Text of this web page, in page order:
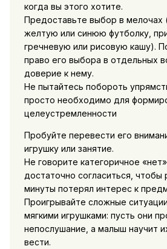
когда вы этого хотите.
Предоставьте выбор в мелочах
желтую или синюю футболку,
гречневую или рисовую кашу).
право его выбора в отдельных
доверие к нему.
Не пытайтесь побороть
просто необходимо для
целеустремленности
Пробуйте перевести его
игрушку или занятие.
Не говорите категоричное
достаточно согласиться, чтобы
минуты потерял интерес к
Проигрывайте сложные ситуации
мягкими игрушками: пусть они
непослушание, а малыш научит
вести.